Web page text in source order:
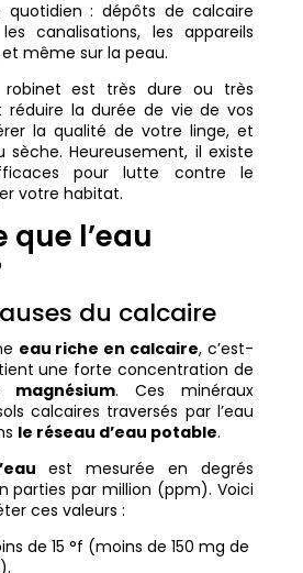
quotidien : dépôts de calcaire
canalisations, les appareils
même sur la peau.
est très dure ou très
réduire la durée de vie de vos
la qualité de votre linge, et
sèche. Heureusement, il existe
pour lutte contre le
votre habitat.
que l’eau
du calcaire
eau riche en calcaire, c’est-
une forte concentration de
. Ces minéraux
calcaires traversés par l’eau
le réseau d’eau potable.
est mesurée en degrés
parties par million (ppm). Voici
ces valeurs :
de 15 °f (moins de 150 mg de